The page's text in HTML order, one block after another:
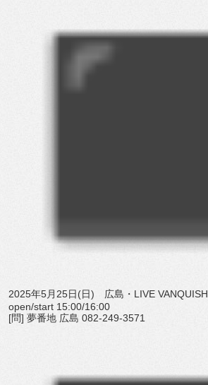
2025年5月25日(日) 広島・LIVE VANQUISH
open/start 15:00/16:00
[問] 夢番地 広島 082-249-3571